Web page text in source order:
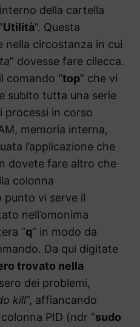
della cartella
Utilità”. Questa
nella circostanza in cui
” dovesse fare cilecca.
comando “top” che vi
subito tutta una serie
processi in corso
memoria interna,
l’applicazione che
dovete fare altro che
colonna
punto vi serve il
nell’omonima
“q” in modo da
Da qui digitate
trovato nella
dei problemi,
kill”, affiancando
PID (ndr “sudo